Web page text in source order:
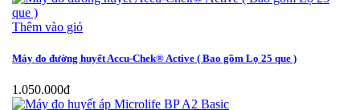
Thêm vào giỏ
Máy đo đường huyết Accu-Chek® Active ( Bao gồm Lọ 25 que )
1.050.000đ